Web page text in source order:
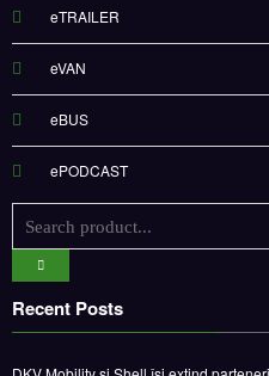
eTRAILER
eVAN
eBUS
ePODCAST
Recent Posts